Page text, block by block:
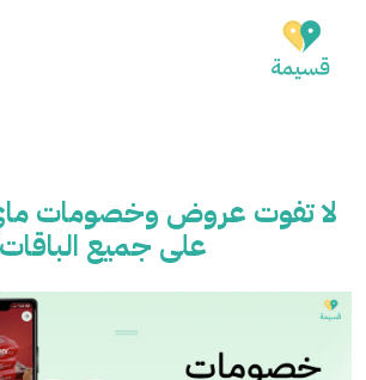
لا تفوت عروض وخصومات
على جميع